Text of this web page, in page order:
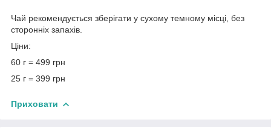
Чай рекомендується зберігати у сухому темному місці, без
сторонніх запахів.
Ціни:
60 г = 499 грн
25 г = 399 грн
Приховати